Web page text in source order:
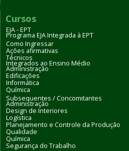
Cursos
EJA - EPT
Programa EJA Integrada à EPT
Como Ingressar
Ações afirmativas
Técnicos
Integrados ao Ensino Médio
Administração
Edificações
Informática
Química
Subsequentes / Concomitantes
Administração
Design de Interiores
Logística
Planejamento e Controle da Produção
Qualidade
Química
Segurança do Trabalho